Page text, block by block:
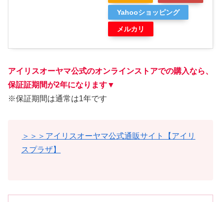
Yahooショッピング
メルカリ
アイリスオーヤマ公式のオンラインストアでの購入なら、
保証証期間が2年になります▼
※保証期間は通常は1年です
＞＞＞アイリスオーヤマ公式通販サイト【アイリ
スプラザ】